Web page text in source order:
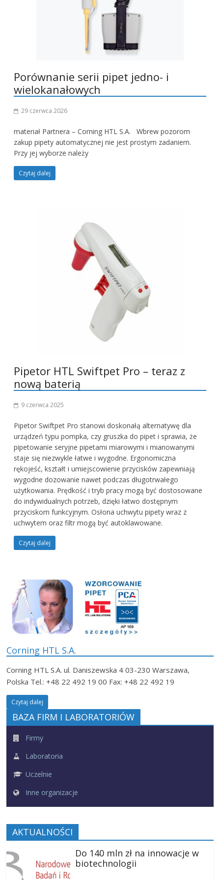
Porównanie serii pipet jedno- i
wielokanałowych
29 czerwca 2026
materiał Partnera – Corning HTL S.A. Wbrew pozorom
zakup pipety automatycznej nie jest prostym zadaniem.
Przy jej wyborze należy
Czytaj dalej
Pipetor HTL Swiftpet Pro – teraz z
nową baterią
9 czerwca 2025
Pipetor Swiftpet Pro stanowi doskonałą alternatywę dla
urządzeń typu pompka, czy gruszka do pipet i sprawia, że
pipetowanie seryjne pipetami miarowymi i mianowanymi
staje się niezwykle łatwe i wygodne. Ergonomiczna
rękojeść, kształt i umiejscowienie przycisków zapewniają
wygodne dozowanie nawet podczas długotrwałego
użytkowania. Prędkość i tryb pracy mogą być dostosowane
do indywidualnych potrzeb, dzięki łatwo dostępnym
przyciskom funkcyjnym. Osłona uchwytu pipety wraz z
uchwytem oraz filtr mogą być autoklawowane.
Czytaj dalej
Corning HTL S.A.
Corning HTL S.A. ul. Daniszewska 4 03-230 Warszawa,
Polska Tel.: +48 22 492 19 00 Fax: +48 22 492 19
Czytaj dalej
BAZA FIRM I LABORATORIÓW
Firmy
Laboratoria
Uczelnie
Inne organizacje
AKTUALNOŚCI
Do 140 mln zł na innowacje w
biotechnologii